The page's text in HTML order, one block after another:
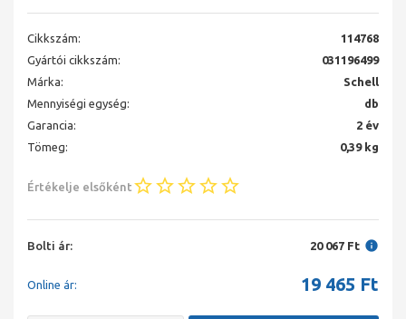
Cikkszám:
114768
Gyártói cikkszám:
031196499
Márka:
Schell
Mennyiségi egység:
db
Garancia:
2 év
Tömeg:
0,39 kg
Értékelje elsőként
Bolti ár: 20 067 Ft
Online ár: 19 465 Ft